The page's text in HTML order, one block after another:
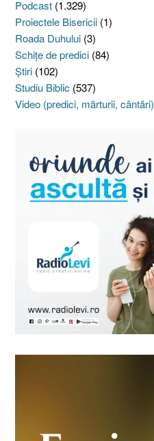
Podcast (1.329)
Proiectele Bisericii (1)
Roada Duhului (3)
Schiţe de predici (84)
Ştiri (102)
Studiu Biblic (537)
Video (predici, mărturii, cântări)